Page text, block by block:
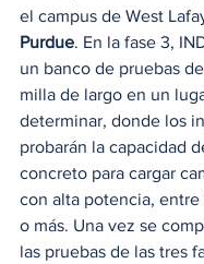
el campus de West
Purdue. En la fase 3,
un banco de pruebas
milla de largo en un
determinar, donde los
probarán la capacidad
concreto para cargar
con alta potencia,
o más. Una vez se
las pruebas de las tres